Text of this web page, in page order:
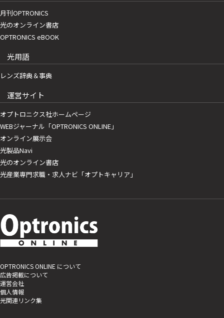
月刊OPTRONICS
光のオンライン書店
OPTRONICS eBOOK
光用語
レンズ辞典＆事典
運営サイト
オプトロニクス社ホームページ
WEBジャーナル「OPTRONICS ONLINE」
オンライン展示会
光製品Navi
光のオンライン書店
光産業専門求職・求人ナビ「オプトキャリア」
OPTRONICS ONLINE について
広告掲載について
運営会社
個人情報
光関連リンク集